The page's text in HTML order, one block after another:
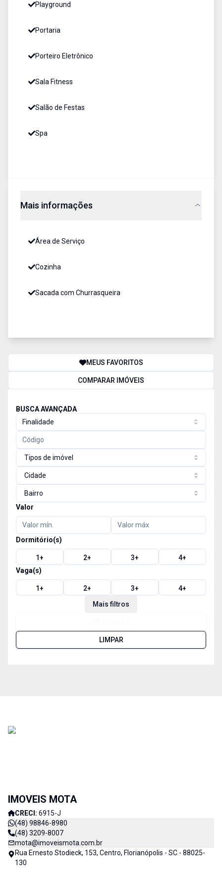
Playground
Portaria
Porteiro Eletrônico
Sala Fitness
Salão de Festas
Spa
Mais informações
Área de Serviço
Cozinha
Sacada com Churrasqueira
MEUS FAVORITOS
COMPARAR IMÓVEIS
BUSCA AVANÇADA
Finalidade
Tipos de imóvel
Cidade
Bairro
Valor
Dormitório(s)
1+ 2+ 3+ 4+
Vaga(s)
1+ 2+ 3+ 4+
Mais filtros
LIMPAR
IMOVEIS MOTA
CRECI: 6915-J
(48) 98846-8980
(48) 3209-8007
mota@imoveismota.com.br
Rua Ernesto Stodieck, 153, Centro, Florianópolis - SC - 88025-
130